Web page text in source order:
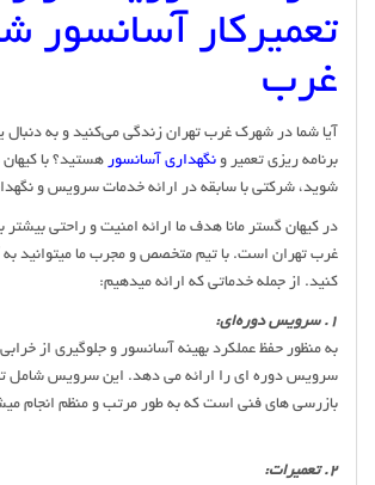
تعمیرکار آسانسور
غرب
آیا شما در شهرک غرب تهران زندگی می‌کنید و به
برنامه ریزی تعمیر و نگهداری آسانسور هستید؟ با کیهان
شوید، شرکتی با سابقه در ارائه خدمات سرویس و
در کیهان گستر مانا هدف ما ارائه امنیت و راحتی
غرب تهران است. با تیم متخصص و مجرب ما میتوانید به
کنید. از جمله خدماتی که ارائه میدهیم:
1. سرویس دوره‌ای:
به منظور حفظ عملکرد بهینه آسانسور و جلوگیری از خرابی
سرویس دوره ای را ارائه می دهد. این سرویس شامل
بازرسی های فنی است که به طور مرتب و منظم انجام
2. تعمیرات: